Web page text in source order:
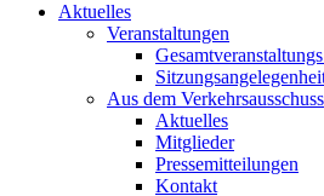
Aktuelles
Veranstaltungen
Aus dem Verkehrsausschuss
Aktuelles
Mitglieder
Pressemitteilungen
Kontakt